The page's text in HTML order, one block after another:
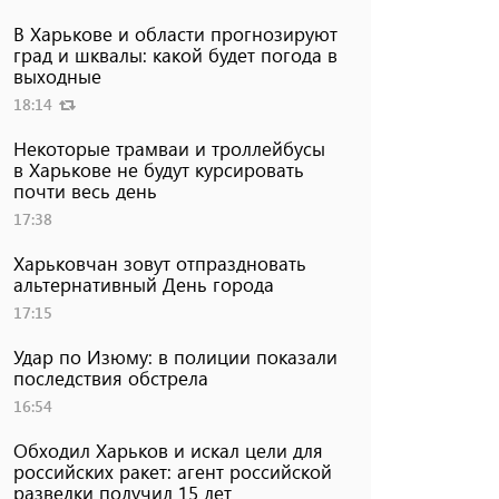
В Харькове и области прогнозируют
град и шквалы: какой будет погода в
выходные
18:14
Некоторые трамваи и троллейбусы
в Харькове не будут курсировать
почти весь день
17:38
Харьковчан зовут отпраздновать
альтернативный День города
17:15
Удар по Изюму: в полиции показали
последствия обстрела
16:54
Обходил Харьков и искал цели для
российских ракет: агент российской
разведки получил 15 лет